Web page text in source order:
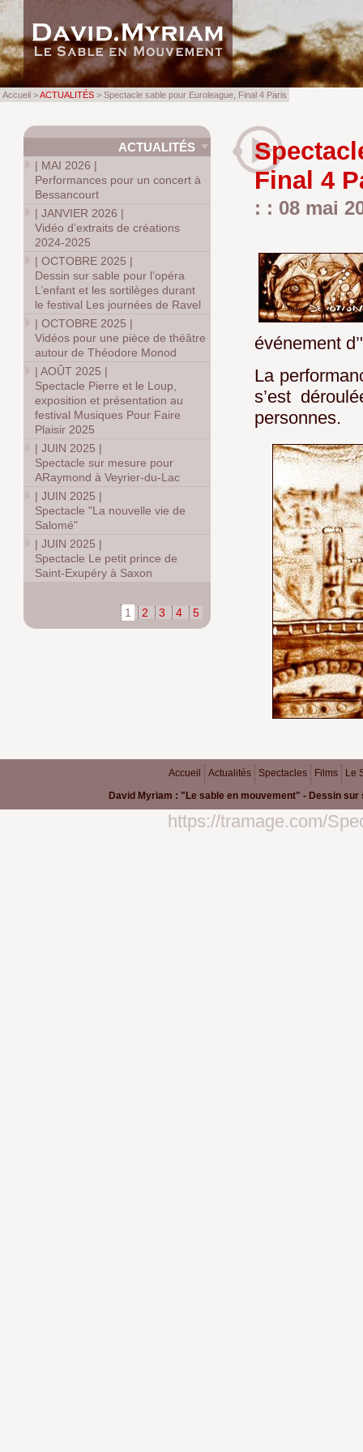
Final 4
: : 08 mai
événement
La
s’est
personnes.
ACTUALITÉS
| MAI 2026 |
Performances pour un concert à
Bessancourt
|JANVIER 2026 |
Vidéo d’extraits de créations
2024-2025
|OCTOBRE 2025 |
Dessin sur sable pour l’opéra
L’enfant et les sortilèges durant
le festival Les journées de Ravel
|OCTOBRE 2025 |
Vidéos pour une pièce de théâtre
autour de Théodore Monod
|AOÛT 2025 |
Spectacle Pierre et le Loup,
exposition et présentation au
festival Musiques Pour Faire
Plaisir 2025
|JUIN 2025 |
Spectacle sur mesure pour
ARaymond à Veyrier-du-Lac
|JUIN 2025 |
Spectacle "La nouvelle vie de
Salomé"
|JUIN 2025 |
Spectacle Le petit prince de
Saint-Exupéry à Saxon
1 2 3 4 5
Accueil Actualités Spectacles Films
Le
David Myriam : "Le sable en mouvement" - Dessin sur
https://tramage.com/
Accueil >ACTUALITÉS > Spectacle sable pour Euroleague, Final 4 Paris